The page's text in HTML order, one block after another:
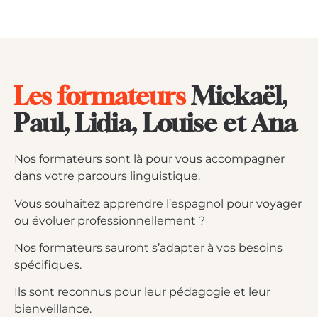
Les formateursMickaël,
Paul, Lidia, Louise et Ana
Nos formateurs sont là pour vous accompagner
dans votre parcours linguistique.
Vous souhaitez apprendre l’espagnol pour voyager
ou évoluer professionnellement ?
Nos formateurs sauront s’adapter à vos besoins
spécifiques.
Ils sont reconnus pour leur pédagogie et leur
bienveillance.